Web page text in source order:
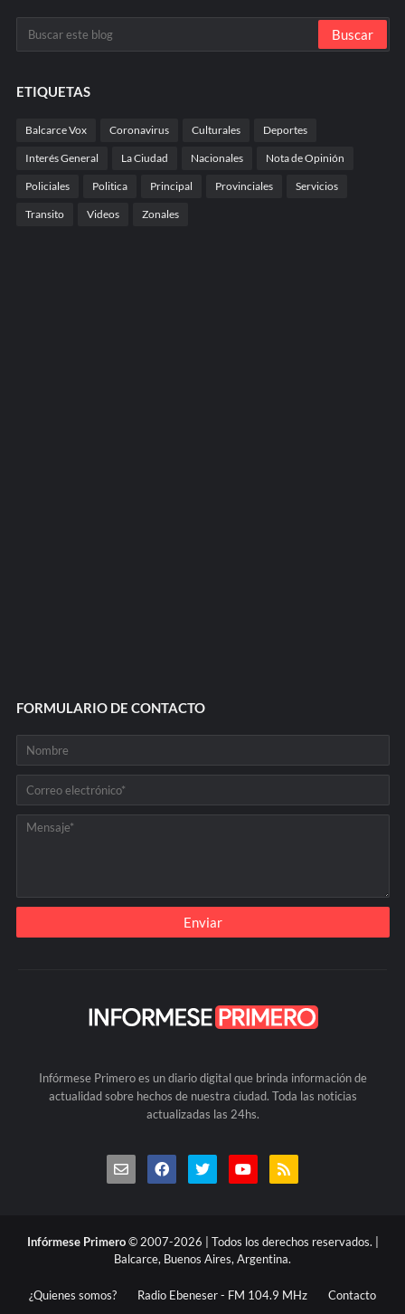
ETIQUETAS
Balcarce Vox Coronavirus Culturales Deportes
Interés General La Ciudad Nacionales Nota de Opinión
Policiales Politica Principal Provinciales Servicios
Transito Videos Zonales
FORMULARIO DE CONTACTO
Infórmese Primero es un diario digital que brinda información de
actualidad sobre hechos de nuestra ciudad. Toda las noticias
actualizadas las 24hs.
Infórmese Primero© 2007-2026 | Todos los derechos reservados. |
Balcarce, Buenos Aires, Argentina.
¿Quienes somos? Radio Ebeneser - FM 104.9 MHz Contacto